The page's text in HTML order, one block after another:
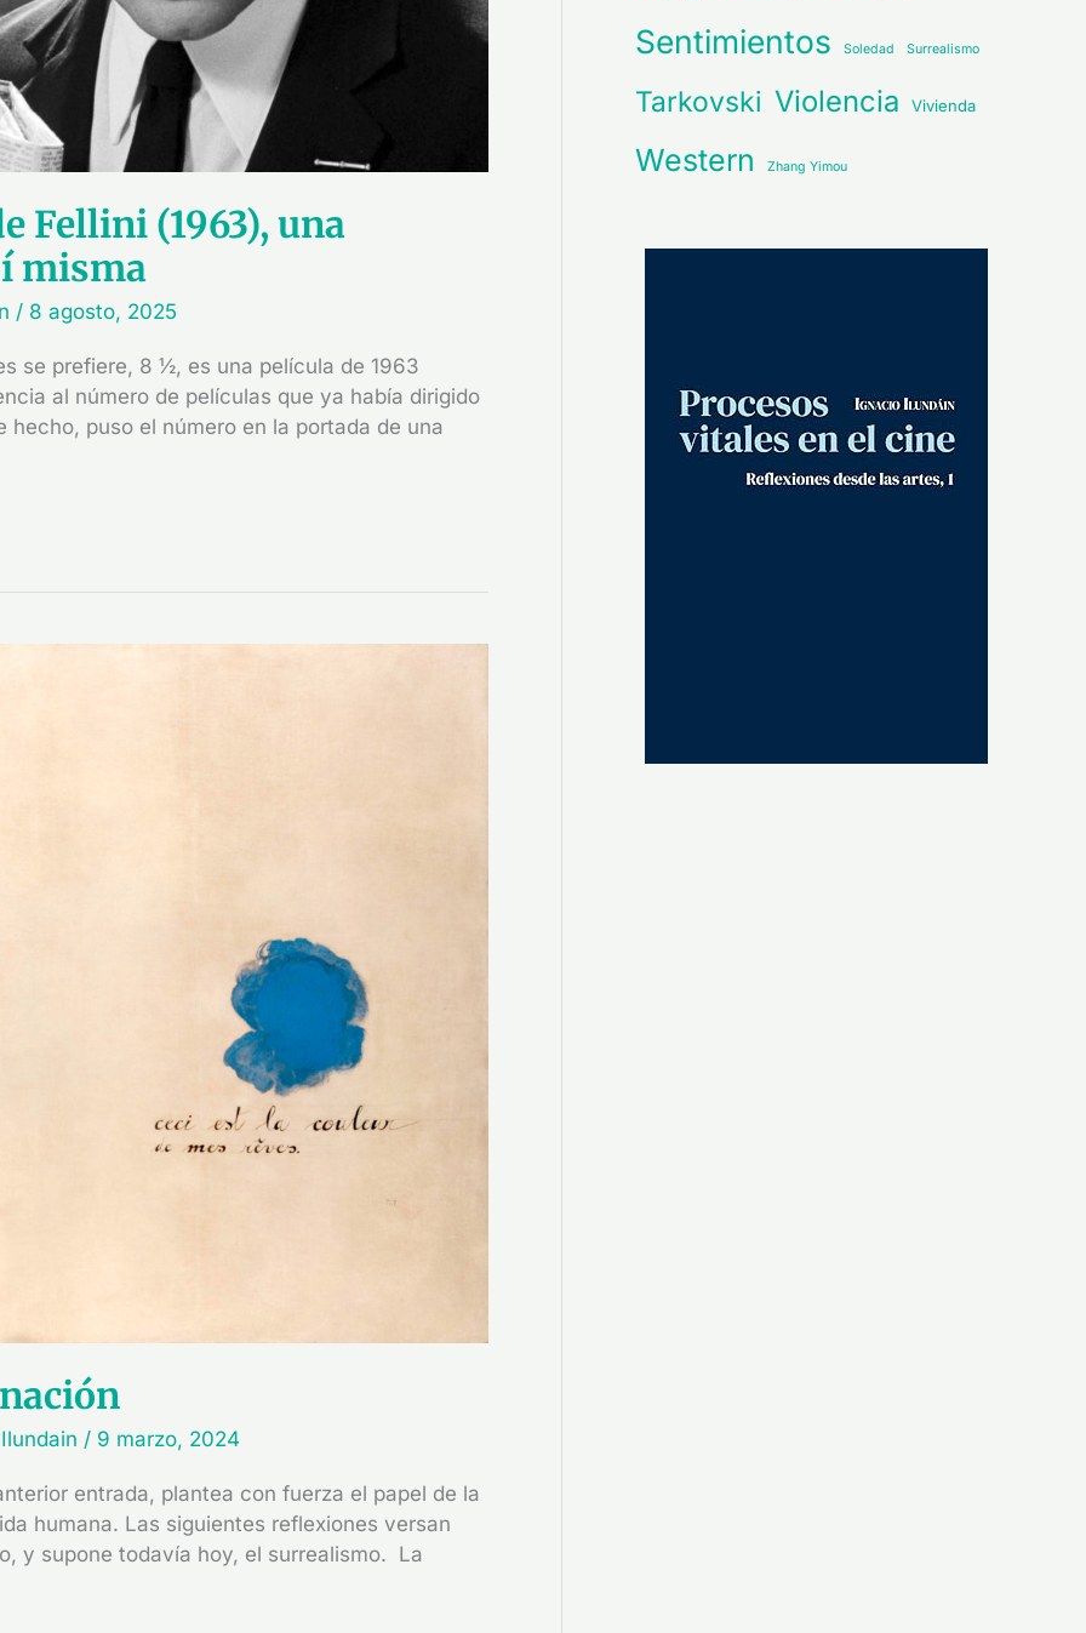
Fellini (1963), una
misma
/ 8 agosto, 2025
se prefiere, 8 ½, es una película de 1963
al número de películas que ya había dirigido
puso el número en la portada de una
/ 9 marzo, 2024
entrada, plantea con fuerza el papel de la
humana. Las siguientes reflexiones versan
y supone todavía hoy, el surrealismo. La
Sentimientos Soledad Surrealismo
Tarkovski Violencia Vivienda
Western Zhang Yimou